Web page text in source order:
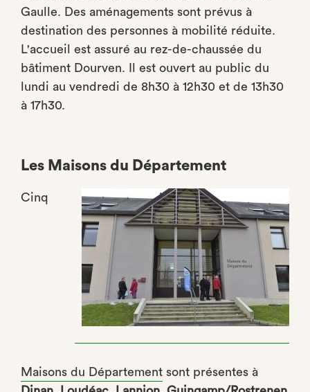
Gaulle. Des aménagements sont prévus à
destination des personnes à mobilité réduite.
L'accueil est assuré au rez-de-chaussée du
bâtiment Dourven. Il est ouvert au public du
lundi au vendredi de 8h30 à 12h30 et de 13h30
à 17h30.
Les Maisons du Département
Cinq
Maisons du Département sont présentes à